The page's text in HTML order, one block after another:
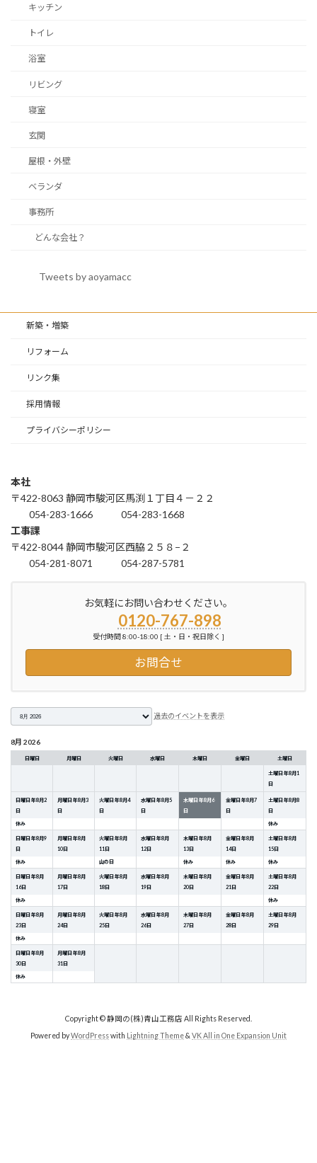
キッチン
トイレ
浴室
リビング
寝室
玄関
屋根・外壁
ベランダ
事務所
どんな会社？
Tweets by aoyamacc
新築・増築
リフォーム
リンク集
採用情報
プライバシーポリシー
本社
〒422-8063 静岡市駿河区馬渕１丁目４－２２
054-283-1666
054-283-1668
工事課
〒422-8044 静岡市駿河区西脇２５８−２
054-281-8071
054-287-5781
お気軽にお問い合わせください。
0120-767-898
受付時間 8:00-18:00 [ 土・日・祝日除く ]
お問合せ
選
過去のイベントを表示
8月 2026
日曜日 月曜日 火曜日 水曜日 木曜日 金曜日 土曜日
土曜日 年8月1
日
日曜日 年8月2
日
休み
月曜日 年8月3
日
火曜日 年8月4
日
水曜日 年8月5
日
木曜日 年8月 6
日
金曜日 年8月7
日
土曜日 年8月8
日
休み
日曜日 年8月9
日
休み
月曜日 年8月
10日
火曜日 年8月
11 日
山の日
水曜日 年8月
12日
木曜日 年8月
13日
休み
金曜日 年8月
14日
休み
土曜日 年8月
15日
休み
日曜日 年8月
16日
休み
月曜日 年8月
17日
火曜日 年8月
18日
水曜日 年8月
19日
木曜日 年8月
20日
金曜日 年8月
21 日
土曜日 年8月
22日
休み
日曜日 年8月
23日
休み
月曜日 年8月
24日
火曜日 年8月
25日
水曜日 年8月
26日
木曜日 年8月
27日
金曜日 年8月
28日
土曜日 年8月
29日
日曜日 年8月
30日
休み
月曜日 年8月
31 日
Copyright © 静岡の(株)青山工務店 All Rights Reserved.
Powered byWordPresswith Lightning Theme& VK All in One Expansion Unit